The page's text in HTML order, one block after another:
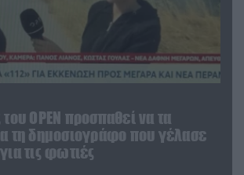
του OPEN προσπαθεί να τα
τη δημοσιογράφο που γέλασε
τις φωτιές